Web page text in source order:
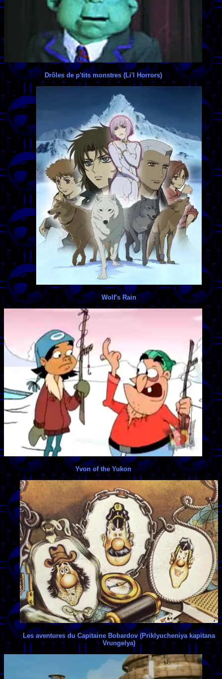
Drôles de p'tits monstres (Li'l Horrors)
Wolf's Rain
Yvon of the Yukon
Les aventures du Capitaine Bobardov (Priklyucheniya kapitana
Vrungelya)